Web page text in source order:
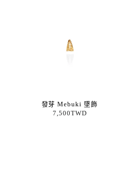
發芽 Mebuki 墜飾
7,500TWD